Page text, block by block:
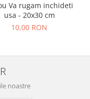
Va rugam inchideti
usa - 20x30 cm
10,00 RON
noastre